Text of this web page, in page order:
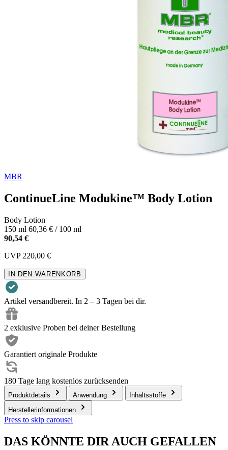
MBR
ContinueLine Modukine™ Body Lotion
Body Lotion
150 ml 60,36 € / 100 ml
90,54 €
UVP 220,00 €
IN DEN WARENKORB
Artikel versandbereit. In 2 – 3 Tagen bei dir.
2 exklusive Proben bei deiner Bestellung
Garantiert originale Produkte
180 Tage lang kostenlos zurücksenden
Produktdetails Anwendung
Inhaltsstoffe
Herstellerinformationen
Press to skip carousel
DAS KÖNNTE DIR AUCH GEFALLEN